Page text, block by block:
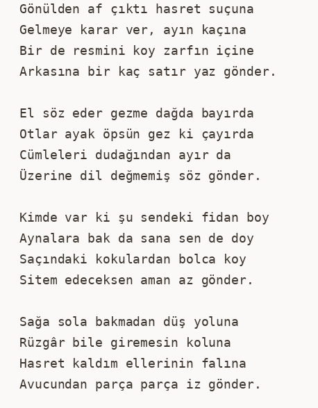
Gönülden af çıktı hasret suçuna
Gelmeye karar ver, ayın kaçına
Bir de resmini koy zarfın içine
Arkasına bir kaç satır yaz gönder.
El söz eder gezme dağda bayırda
Otlar ayak öpsün gez ki çayırda
Cümleleri dudağından ayır da
Üzerine dil değmemiş söz gönder.
Kimde var ki şu sendeki fidan boy
Aynalara bak da sana sen de doy
Saçındaki kokulardan bolca koy
Sitem edeceksen aman az gönder.
Sağa sola bakmadan düş yoluna
Rüzgâr bile giremesin koluna
Hasret kaldım ellerinin falına
Avucundan parça parça iz gönder.